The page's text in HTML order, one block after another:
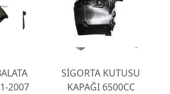
2007
SİGORTA KUTUSU
KAPAĞI 6500CC